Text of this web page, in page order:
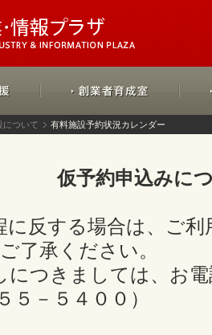
について 有料施設予約状況カレンダー
仮予約申込みに
に反する場合は、ご
了承ください。
につきましては、お
５－５４００）